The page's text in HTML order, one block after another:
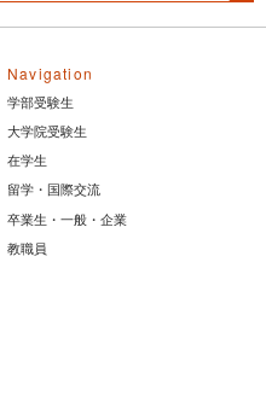
Navigation
学部受験生
大学院受験生
在学生
留学・国際交流
卒業生・一般・企業
教職員